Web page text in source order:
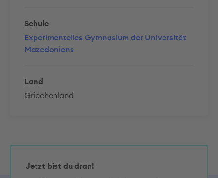
Schule
Experimentelles Gymnasium der Universität
Mazedoniens
Land
Griechenland
Jetzt bist du dran!